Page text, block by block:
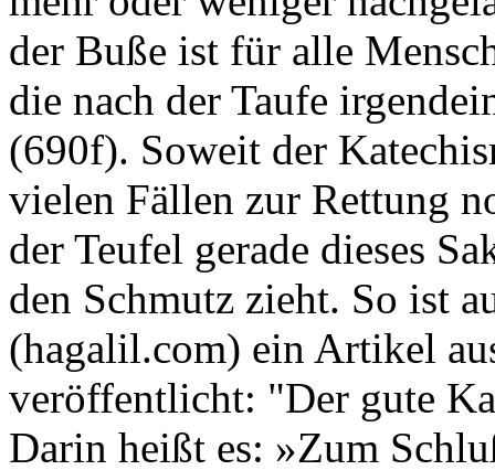
der Buße ist für alle
die nach der Taufe
(690f). Soweit der
vielen Fällen zur Rettung
der Teufel gerade dieses
den Schmutz zieht. So ist
(hagalil.com) ein Artikel
veröffentlicht: "Der gute
Darin heißt es: »Zum